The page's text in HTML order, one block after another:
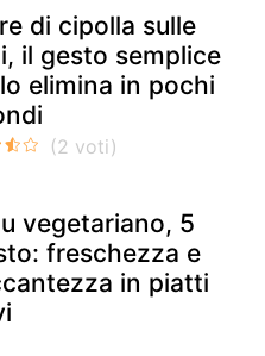
di cipolla sulle
il gesto semplice
elimina in pochi
vegetariano, 5
freschezza e
in piatti